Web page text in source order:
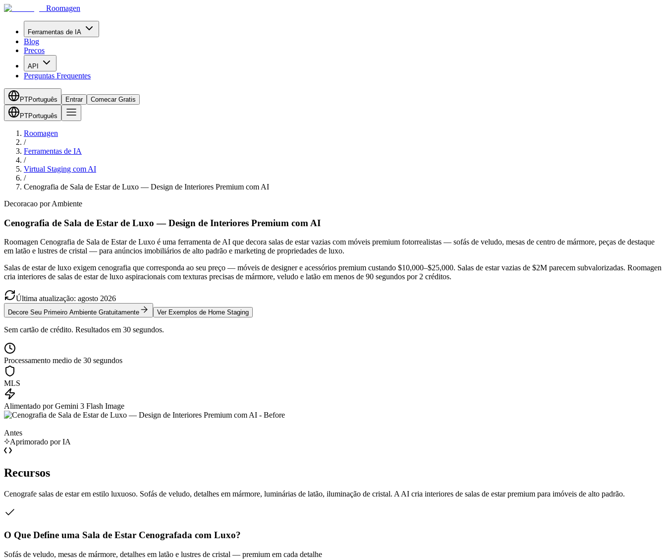
Roomagen
Ferramentas de IA
Blog
Precos
API
Perguntas Frequentes
PTPortuguês Entrar Comecar Gratis
PTPortuguês
Roomagen
/
Ferramentas de IA
/
Virtual Staging com AI
/
Cenografia de Sala de Estar de Luxo — Design de Interiores Premium com AI
Decoracao por Ambiente
Cenografia de Sala de Estar de Luxo — Design de Interiores Premium com AI
Roomagen Cenografia de Sala de Estar de Luxo é uma ferramenta de AI que decora salas de estar vazias com móveis premium fotorrealistas — sofás de veludo, mesas de centro de mármore, peças de destaque
em latão e lustres de cristal — para anúncios imobiliários de alto padrão e marketing de propriedades de luxo.
Salas de estar de luxo exigem cenografia que corresponda ao seu preço — móveis de designer e acessórios premium custando $10,000–$25,000. Salas de estar vazias de $2M parecem subvalorizadas. Roomagen
cria interiores de salas de estar de luxo aspiracionais com texturas precisas de mármore, veludo e latão em menos de 90 segundos por 2 créditos.
Última atualização: agosto 2026
Decore Seu Primeiro Ambiente Gratuitamente Ver Exemplos de Home Staging
Sem cartão de crédito. Resultados em 30 segundos.
Processamento medio de 30 segundos
MLS
Alimentado por Gemini 3 Flash Image
Antes
Aprimorado por IA
Recursos
Cenografe salas de estar em estilo luxuoso. Sofás de veludo, detalhes em mármore, luminárias de latão, iluminação de cristal. A AI cria interiores de salas de estar premium para imóveis de alto padrão.
O Que Define uma Sala de Estar Cenografada com Luxo?
Sofás de veludo, mesas de mármore, detalhes em latão e lustres de cristal — premium em cada detalhe